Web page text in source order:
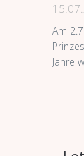
Am
Jahre